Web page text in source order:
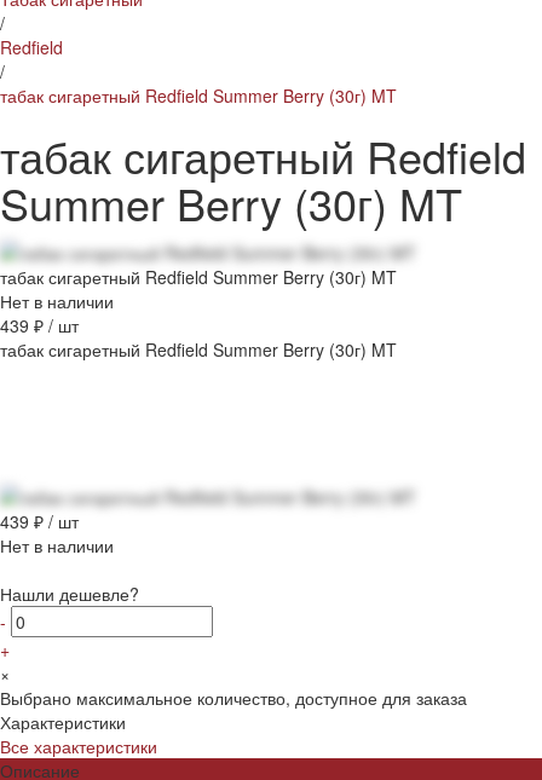
/
Redfield
/
табак сигаретный Redfield Summer Berry (30г) MT
табак сигаретный Redfield
Summer Berry (30г) MT
табак сигаретный Redfield Summer Berry (30г) MT
Нет в наличии
439 ₽ / шт
табак сигаретный Redfield Summer Berry (30г) MT
439 ₽ / шт
Нет в наличии
Нашли дешевле?
-
+
×
Выбрано максимальное количество, доступное для заказа
Характеристики
Все характеристики
Описание